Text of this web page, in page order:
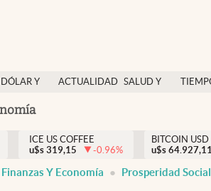
DÓLAR Y
ACTUALIDAD SALUD Y
México
USA
ICE US COFFEE
u$s 319,15 -0.96%
BITCOIN USD
u$s
Finanzas Y Economía Prosperidad Social